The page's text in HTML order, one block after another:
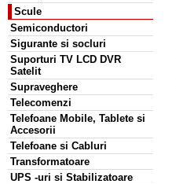
Scule
Semiconductori
Sigurante si socluri
Suporturi TV LCD DVR
Satelit
Supraveghere
Telecomenzi
Telefoane Mobile, Tablete si
Accesorii
Telefoane si Cabluri
Transformatoare
UPS -uri si Stabilizatoare